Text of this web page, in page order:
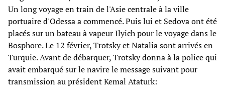
Un long voyage en train de l'Asie centrale à la ville
portuaire d'Odessa a commencé. Puis lui et Sedova ont été
placés sur un bateau à vapeur Ilyich pour le voyage dans le
Bosphore. Le 12 février, Trotsky et Natalia sont arrivés en
Turquie. Avant de débarquer, Trotsky donna à la police qui
avait embarqué sur le navire le message suivant pour
transmission au président Kemal Ataturk: